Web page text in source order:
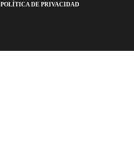
POLÍTICA DE PRIVACIDAD